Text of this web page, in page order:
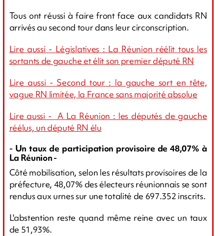
Tous ont réussi à faire front face aux candidats RN
arrivés au second tour dans leur circonscription.
Lire aussi - Législatives : La Réunion réélit tous les
sortants de gauche et élit son premier député RN
Lire aussi - Second tour : la gauche sort en tête,
vague RN limitée, la France sans majorité absolue
Lire aussi - A La Réunion : les députés de gauche
réélus, un député RN élu
- Un taux de participation provisoire de 48,07% à
La Réunion -
Côté mobilisation, selon les résultats provisoires de la
préfecture, 48,07% des électeurs réunionnais se sont
rendus aux urnes sur une totalité de 697.352 inscrits.
L'abstention reste quand même reine avec un taux
de 51,93%.